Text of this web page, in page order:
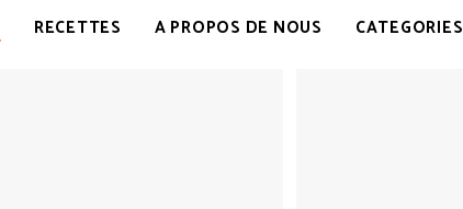
RECETTES A PROPOS DE NOUS CATEGORIES